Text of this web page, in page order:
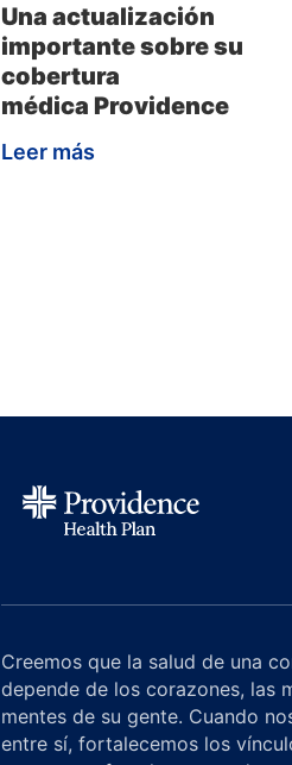
Una actualización
importante sobre su
cobertura
médica Providence
Leer más
Creemos que la salud de una
depende de los corazones, las
mentes de su gente. Cuando
entre sí, fortalecemos los